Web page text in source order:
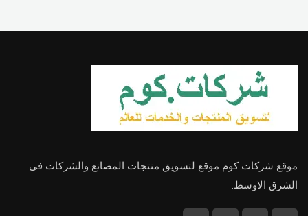
موقع شركات كوم موقع لتسويق منتجات المصانع والشركات فى
الشرق الاوسط.